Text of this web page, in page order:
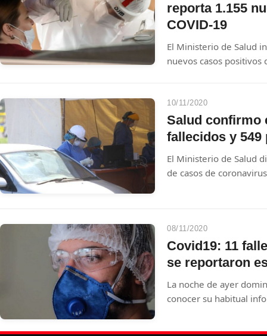
reporta 1.155
COVID-19
El Ministerio de Salud
nuevos casos positivos
10/11/2020
Salud confirmo
fallecidos y 549
El Ministerio de Salud
de casos de
08/11/2020
Covid19: 11
se reportaron
La noche de ayer
conocer su habitual